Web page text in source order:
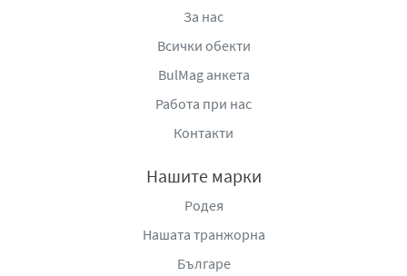
За нас
Всички обекти
BulMag анкета
Работа при нас
Контакти
Нашите марки
Родея
Нашата транжорна
Българе